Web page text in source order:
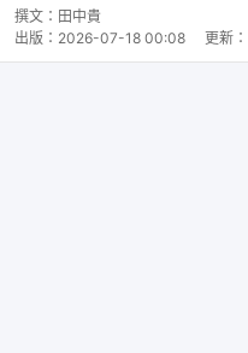
撰文： 田中貴
出版： 2026-07-18 00:08 更新：